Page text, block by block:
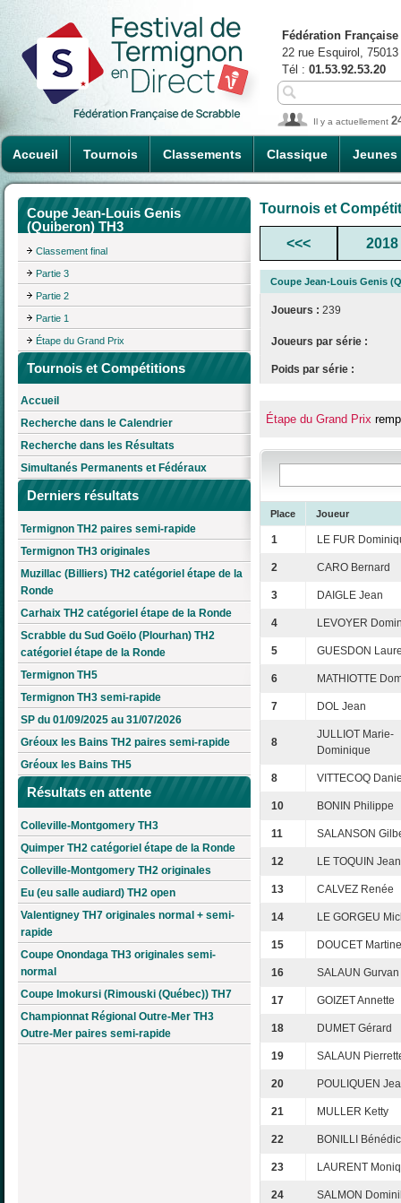
Accueil Tournois Classements Classique Jeunes
Fédération
22 rue Esquirol,
Tél : 01.53.92.53.20
Il y a actuellement
Coupe Jean-Louis Genis
(Quiberon) TH3
Classement final
Partie 3
Partie 2
Partie 1
Étape du Grand Prix
Tournois et Compétitions
Accueil
Recherche dans le Calendrier
Recherche dans les Résultats
Simultanés Permanents et Fédéraux
Derniers résultats
Termignon TH2 paires semi-rapide
Termignon TH3 originales
Muzillac (Billiers) TH2 catégoriel étape de la
Ronde
Carhaix TH2 catégoriel étape de la Ronde
Scrabble du Sud Goëlo (Plourhan) TH2
catégoriel étape de la Ronde
Termignon TH5
Termignon TH3 semi-rapide
SP du 01/09/2025 au 31/07/2026
Gréoux les Bains TH2 paires semi-rapide
Gréoux les Bains TH5
Résultats en attente
Colleville-Montgomery TH3
Quimper TH2 catégoriel étape de la Ronde
Colleville-Montgomery TH2 originales
Eu (eu salle audiard) TH2 open
Valentigney TH7 originales normal + semi-
rapide
Coupe Onondaga TH3 originales semi-
normal
Coupe Imokursi (Rimouski (Québec)) TH7
Championnat Régional Outre-Mer TH3
Outre-Mer paires semi-rapide
Tournois et
<<< 2018
Coupe Jean-Louis Genis
Joueurs : 239
Joueurs par série :
Poids par série :
Étape du Grand Prix
Place Joueur
1 LE FUR
2 CARO Bernard
3 DAIGLE Jean
4 LEVOYER
5 GUESDON
6 MATHIOTTE
7 DOL Jean
8
JULLIOT Marie-
Dominique
8 VITTECOQ
10 BONIN Philippe
11 SALANSON
12 LE TOQUIN
13 CALVEZ Renée
14 LE GORGEU
15 DOUCET Martine
16 SALAUN Gurvan
17 GOIZET Annette
18 DUMET Gérard
19 SALAUN
20 POULIQUEN
21 MULLER Ketty
22 BONILLI
23 LAURENT
24 SALMON